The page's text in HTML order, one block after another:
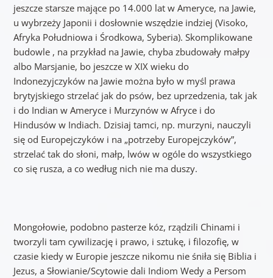
jeszcze starsze mające po 14.000 lat w Ameryce, na Jawie,
u wybrzeży Japonii i dosłownie wszędzie indziej (Visoko,
Afryka Południowa i Środkowa, Syberia). Skomplikowane
budowle , na przykład na Jawie, chyba zbudowały małpy
albo Marsjanie, bo jeszcze w XIX wieku do
Indonezyjczyków na Jawie można było w myśl prawa
brytyjskiego strzelać jak do psów, bez uprzedzenia, tak jak
i do Indian w Ameryce i Murzynów w Afryce i do
Hindusów w Indiach. Dzisiaj tamci, np. murzyni, nauczyli
się od Europejczyków i na „potrzeby Europejczyków”,
strzelać tak do słoni, małp, lwów w ogóle do wszystkiego
co się rusza, a co według nich nie ma duszy.
Mongołowie, podobno pasterze kóz, rządzili Chinami i
tworzyli tam cywilizację i prawo, i sztukę, i filozofię, w
czasie kiedy w Europie jeszcze nikomu nie śniła się Biblia i
Jezus, a Słowianie/Scytowie dali Indiom Wedy a Persom